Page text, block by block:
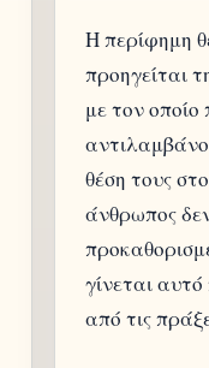
Η περίφημη
προηγείται
με τον
θέση τους
άνθρωπος
γίνεται αυτό
από τις